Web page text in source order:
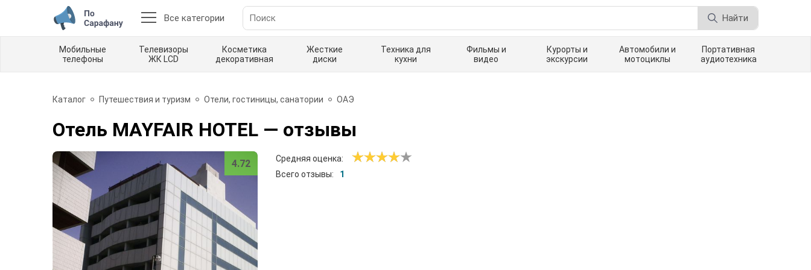
Все категории Найти
Мобильные
телефоны
Телевизоры
ЖК LCD
Косметика
декоративная
Жесткие
диски
Техника для
кухни
Фильмы и
видео
Курорты и
экскурсии
Автомобили и
мотоциклы
Портативная
аудиотехника
Каталог Путешествия и туризм Отели, гостиницы, санатории ОАЭ
Отель MAYFAIR HOTEL — отзывы
4.72
Средняя оценка:
Всего отзывы:
1